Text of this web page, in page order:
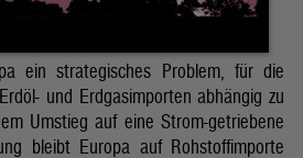
ein strategisches Problem, für die
und Erdgasimporten abhängig zu
Umstieg auf eine Strom-getriebene
bleibt Europa auf Rohstoffimporte